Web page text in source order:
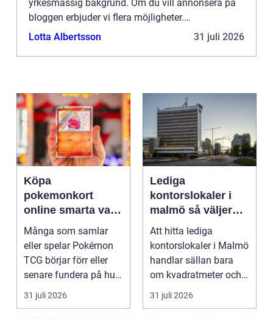
yrkesmässig bakgrund. Om du vill annonsera på
bloggen erbjuder vi flera möjligheter.
Bannerannonser är endast ett av alternativen.
Lotta Albertsson 31 juli 2026
Köpa
pokemonkort
online smarta val
för samlare och
spelare
Många som samlar
eller spelar Pokémon
TCG börjar förr eller
senare fundera på hur
de kan köpa kort p...
31 juli 2026
Lediga
kontorslokaler i
malmö så väljer
företag rätt läge
och lokal
Att hitta lediga
kontorslokaler i Malmö
handlar sällan bara
om kvadratmeter och
hyra. För många före...
31 juli 2026